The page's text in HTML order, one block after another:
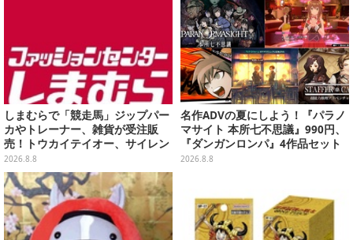
しまむらで「競走馬」ジップパー
カやトレーナー、雑貨が受注販
売！トウカイテイオー、サイレン
ススズカなど名馬をデザイン
2026.8.8
名作ADVの夏にしよう！『パラノ
マサイト 本所七不思議』990円、
『ダンガンロンパ』4作品セット
で3,060円、“お紳士”な恋愛ADV
2026.8.8